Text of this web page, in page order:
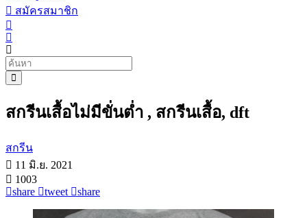
สมัครสมาชิก
สกรีนเสื้อไม่มีขั่นต่ำ , สกรีนเสื้อ, dft
สกรีน
11 มิ.ย. 2021
1003
share
tweet share